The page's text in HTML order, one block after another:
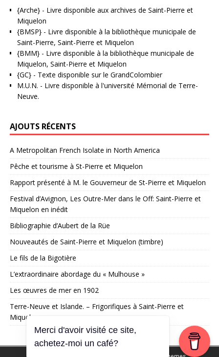
{Arche} - Livre disponible aux archives de Saint-Pierre et
Miquelon
{BMSP} - Livre disponible à la bibliothèque municipale de
Saint-Pierre, Saint-Pierre et Miquelon
{BMM} - Livre disponible à la bibliothèque municipale de
Miquelon, Saint-Pierre et Miquelon
{GC} - Texte disponible sur le GrandColombier
M.U.N. - Livre disponible à l'université Mémorial de Terre-
Neuve.
AJOUTS RÉCENTS
A Metropolitan French Isolate in North America
Pêche et tourisme à St-Pierre et Miquelon
Rapport présenté à M. le Gouverneur de St-Pierre et Miquelon
Festival d’Avignon, Les Outre-Mer dans le Off: Saint-Pierre et
Miquelon en inédit
Bibliographie d’Aubert de la Rüe
Nouveautés de Saint-Pierre et Miquelon (timbre)
Le fils de la Bigotière
L’extraordinaire abordage du « Mulhouse »
Les œuvres de mer en 1902
Terre-Neuve et Islande. – Frigorifiques à Saint-Pierre et
Miquelon
Merci d'avoir visité ce site,
achetez-moi un café?